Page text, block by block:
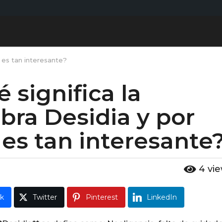
es tan interesante?
significa la
Desidia y por
tan
4
Twitter Pinterest LinkedIn